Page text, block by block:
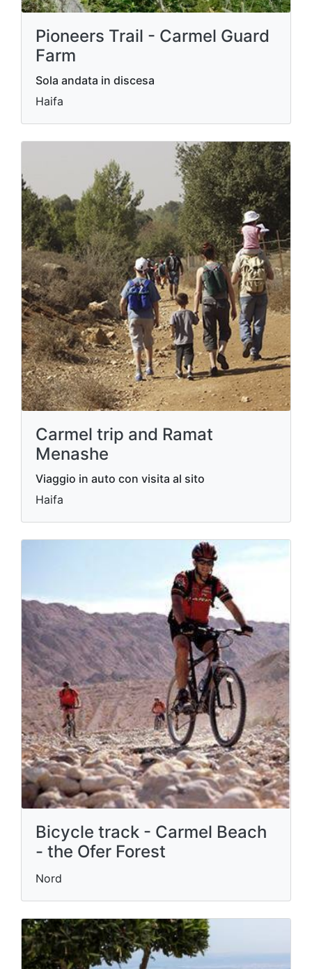
Pioneers Trail - Carmel Guard
Farm
Sola andata in discesa
Haifa
Carmel trip and Ramat
Menashe
Viaggio in auto con visita al sito
Haifa
Bicycle track - Carmel Beach
- the Ofer Forest
Nord